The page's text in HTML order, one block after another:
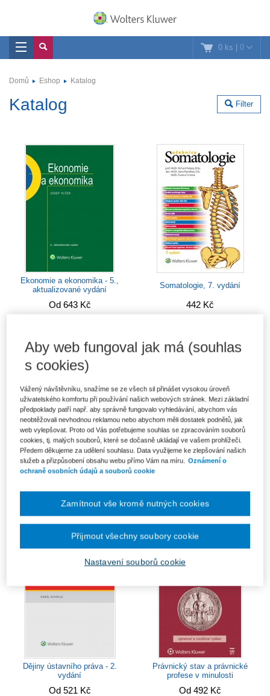
0 ks | 0
Domů Eshop Katalog
Filter
Katalog
Ekonomie a ekonomika - 5.,
aktualizované vydání
Od 643 Kč
Somatologie, 7. vydání
442 Kč
Občanské právo hmotné 2 - Díl
Občanské právo hmotné 1 - Díl
Dějiny ústavního práva - 2.
vydání
Od 521 Kč
Právnický stav a právnické
profese v minulosti
Od 492 Kč
Aby web fungoval jak má (souhlas
s cookies)
Vážený návštěvníku, snažíme se ze všech sil přinášet vysokou úroveň
uživatelského komfortu při používání našich webových stránek. Mezi základní
předpoklady patří např. aby správně fungovalo vyhledávání, abychom vás
neobtěžovali nevhodnou reklamou nebo abychom měli dostatek podnětů, jak
web vylepšovat. Proto od Vás potřebujeme souhlas se zpracováním souborů
cookies, tj. malých souborů, které se dočasně ukládají ve vašem prohlížeči.
Předem děkujeme za udělení souhlasu. Data využijeme ke zlepšování našich
služeb a přizpůsobení obsahu webu přímo Vám na míru.
Oznámení o
ochraně osobních údajů a souborů cookie
Nastavení souborů cookie
Zamítnout vše kromě nutných cookies
Přijmout všechny soubory cookie